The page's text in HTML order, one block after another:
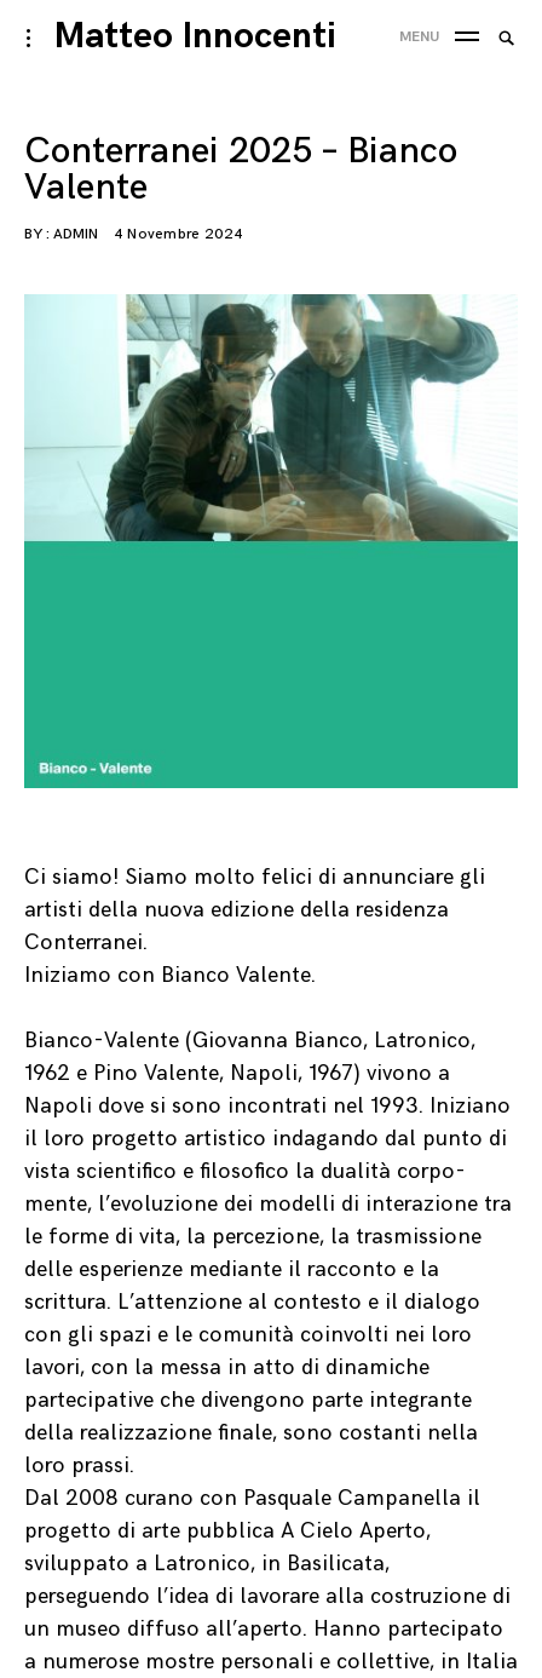
Skip
to
Matteo Innocenti
toggle
MENU
Conterranei 2025 – Bianco
Valente
BY : ADMIN 4 Novembre 2024
Ci siamo! Siamo molto felici di annunciare gli
artisti della nuova edizione della residenza
Conterranei.
Iniziamo con Bianco Valente.
Bianco-Valente (Giovanna Bianco, Latronico,
1962 e Pino Valente, Napoli, 1967) vivono a
Napoli dove si sono incontrati nel 1993. Iniziano
il loro progetto artistico indagando dal punto di
vista scientifico e filosofico la dualità corpo-
mente, l’evoluzione dei modelli di interazione tra
le forme di vita, la percezione, la trasmissione
delle esperienze mediante il racconto e la
scrittura. L’attenzione al contesto e il dialogo
con gli spazi e le comunità coinvolti nei loro
lavori, con la messa in atto di dinamiche
partecipative che divengono parte integrante
della realizzazione finale, sono costanti nella
loro prassi.
Dal 2008 curano con Pasquale Campanella il
progetto di arte pubblica A Cielo Aperto,
sviluppato a Latronico, in Basilicata,
perseguendo l’idea di lavorare alla costruzione di
un museo diffuso all’aperto. Hanno partecipato
a numerose mostre personali e collettive, in Italia